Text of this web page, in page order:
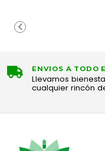
ENVIOS A TODO
Llevamos
cualquier rincón